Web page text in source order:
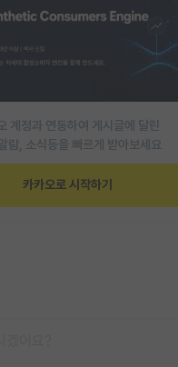
게시판
시판
계정과 연동하여 게시글에 달린
람, 소식등을 빠르게 받아보세요
카카오로 시작하기